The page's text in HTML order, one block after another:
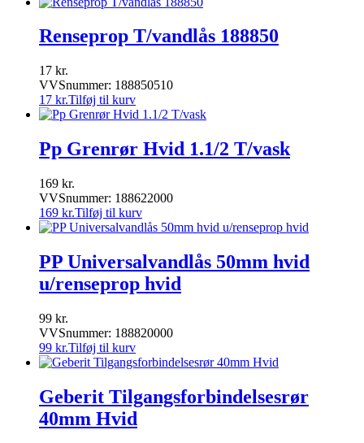
Renseprop T/vandlås 188850
17 kr.
VVSnummer: 188850510
17 kr.Tilføj til kurv
Pp Grenrør Hvid 1.1/2 T/vask
169 kr.
VVSnummer: 188622000
169 kr.Tilføj til kurv
PP Universalvandlås 50mm hvid
u/renseprop hvid
99 kr.
VVSnummer: 188820000
99 kr.Tilføj til kurv
Geberit Tilgangsforbindelsesrør
40mm Hvid